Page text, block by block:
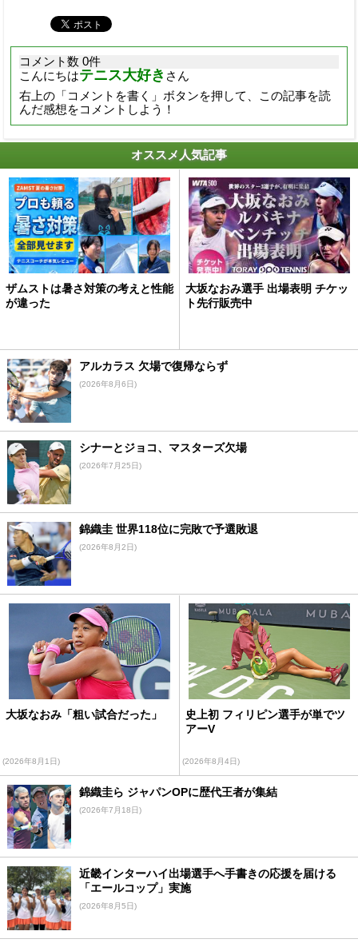
コメント数 0件
こんにちはテニス大好き さん
右上の「コメントを書く」ボタンを押して、この記事を読
んだ感想をコメントしよう！
オススメ人気記事
ザムストは暑さ対策の考えと性能
が違った
大坂なおみ選手 出場表明 チケッ
ト先行販売中
アルカラス 欠場で復帰ならず
(2026年8月6日)
シナーとジョコ、マスターズ欠場
(2026年7月25日)
錦織圭 世界118位に完敗で予選敗退
(2026年8月2日)
大坂なおみ「粗い試合だった」
(2026年8月1日)
史上初 フィリピン選手が単でツ
アーV
(2026年8月4日)
錦織圭ら ジャパンOPに歴代王者が集結
(2026年7月18日)
近畿インターハイ出場選手へ手書きの応援を届ける
「エールコップ」実施
(2026年8月5日)